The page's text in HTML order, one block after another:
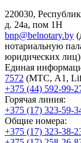
220030,
д. 24а, пом 1Н
bnp@belnotary.by
нотариальную
юридических лиц)
Единая
7572 (МТС, A1,
+375 (44) 592-99-
Горячая линия:
+375 (17) 323-59-
Общие номера:
+375 (17) 323-38-